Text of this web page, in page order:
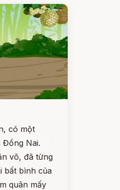
có một
Đồng Nai.
võ, đã từng
bất bình của
quân mấy